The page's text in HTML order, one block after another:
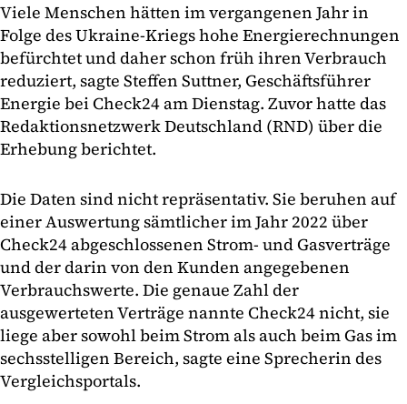
Viele Menschen hätten im vergangenen Jahr in
Folge des Ukraine-Kriegs hohe Energierechnungen
befürchtet und daher schon früh ihren Verbrauch
reduziert, sagte Steffen Suttner, Geschäftsführer
Energie bei Check24 am Dienstag. Zuvor hatte das
Redaktionsnetzwerk Deutschland (RND) über die
Erhebung berichtet.
Die Daten sind nicht repräsentativ. Sie beruhen auf
einer Auswertung sämtlicher im Jahr 2022 über
Check24 abgeschlossenen Strom- und Gasverträge
und der darin von den Kunden angegebenen
Verbrauchswerte. Die genaue Zahl der
ausgewerteten Verträge nannte Check24 nicht, sie
liege aber sowohl beim Strom als auch beim Gas im
sechsstelligen Bereich, sagte eine Sprecherin des
Vergleichsportals.